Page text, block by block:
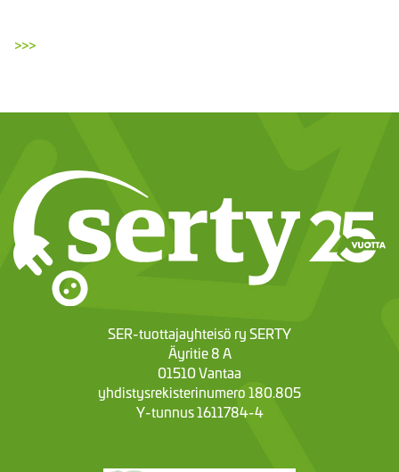
>>>
SER-tuottajayhteisö ry SERTY
Äyritie 8 A
01510 Vantaa
yhdistysrekisterinumero 180.805
Y-tunnus 1611784-4